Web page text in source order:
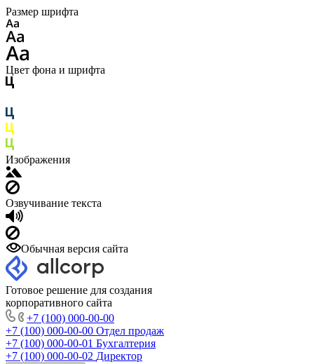
Размер шрифта
Цвет фона и шрифта
Изображения
Озвучивание текста
Обычная версия сайта
Готовое решение для создания
корпоративного сайта
+7 (100) 000-00-00
+7 (100) 000-00-00 Отдел продаж
+7 (100) 000-00-01 Бухгалтерия
+7 (100) 000-00-02 Директор